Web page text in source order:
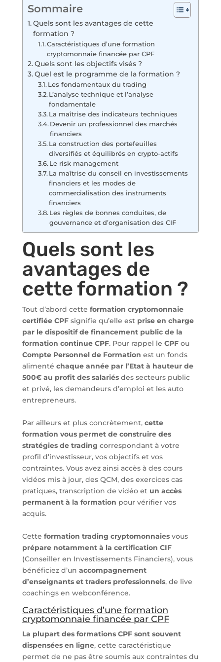
Sommaire
Quels sont les avantages de cette
formation ?
Caractéristiques d’une formation
cryptomonnaie financée par CPF
Quels sont les objectifs visés ?
Quel est le programme de la formation ?
Les fondamentaux du trading
L’analyse technique et l’analyse
fondamentale
La maîtrise des indicateurs techniques
Devenir un professionnel des marchés
financiers
La construction des portefeuilles
diversifiés et équilibrés en crypto-actifs
Le risk management
La maîtrise du conseil en investissements
financiers et les modes de
commercialisation des instruments
financiers
Les règles de bonnes conduites, de
gouvernance et d’organisation des CIF
Quels sont les
avantages de
cette formation ?
Tout d’abord cette formation cryptomonnaie
certifiée CPFsignifie qu’elle est prise en charge
par le dispositif de financement public de la
formation continue CPF. Pour rappel le CPFou
Compte Personnel de Formation est un fonds
alimenté chaque année par l’Etat à hauteur de
500€ au profit des salariésdes secteurs public
et privé, les demandeurs d’emploi et les auto
entrepreneurs.
Par ailleurs et plus concrètement, cette
formation vous permet de construire des
stratégies de trading correspondant à votre
profil d’investisseur, vos objectifs et vos
contraintes. Vous avez ainsi accès à des cours
vidéos mis à jour, des QCM, des exercices cas
pratiques, transcription de vidéo et un accès
permanent à la formation pour vérifier vos
acquis.
Cette formation trading cryptomonnaiesvous
prépare notamment à la certification CIF
(Conseiller en Investissements Financiers), vous
bénéficiez d’un accompagnement
d’enseignants et traders professionnels, de live
coachings en webconférence.
Caractéristiques d’une formation
cryptomonnaie financée par CPF
La plupart des formations CPF sont souvent
dispensées en ligne, cette caractéristique
permet de ne pas être soumis aux contraintes du